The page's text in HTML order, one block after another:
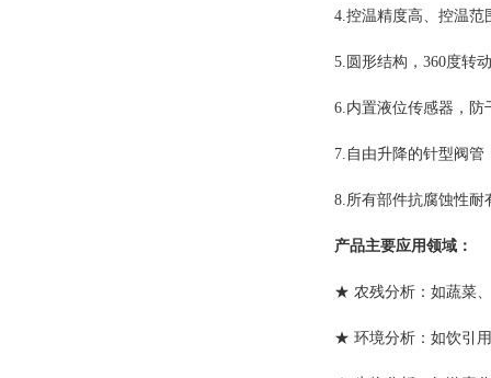
4.控温精度高、控温范
5.圆形结构，360度转
6.内置液位传感器，防
7.自由升降的针型阀
8.所有部件抗腐蚀性耐
产品主要应用领域：
★ 农残分析：如蔬菜
★ 环境分析：如饮引